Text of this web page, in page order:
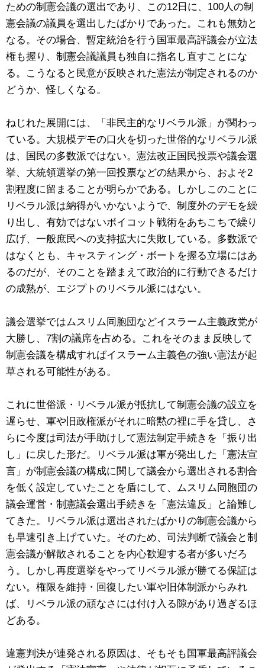
ための制憲会議の選出であり、この12日に、100人の制
憲会議の議員を選出したばかりであった。これも無効と
なる。その場合、暫定統治を行う国軍最高評議会が立法
権も握り、制憲会議議員も独自に指名し直すことにな
る。こうなると民意が反映された憲法が制定されるのか
どうか、怪しくなる。
ねじれた展開には、「非民主的なリベラル派」が関わっ
ている。大規模デモの口火を切った世俗的なリベラル派
は、国民の多数派ではない。憲法改正国民投票や議会選
挙、大統領選挙の第一回投票などの結果から、およそ2
割程度に留まることが明らかである。しかしこのことに
リベラル派は納得がいかないようで、制度外のデモを繰
り出し、有効ではないボイコット戦術をあちこちで繰り
広げ、一般庶民への支持拡大に失敗している。多数派で
はなくとも、キャスティング・ボートを握る立場にはあ
るのだが、そのことを踏まえて政治的に行動できるだけ
の成熟が、エジプトのリベラル派にはない。
議会選挙ではムスリム同胞団などイスラーム主義政党が
大勝し、7割の議席を占める。これをそのまま反映して
制憲会議を構成すればイスラーム主義色の強い憲法が起
草される可能性がある。
これに世俗派・リベラル派が抵抗して制憲会議の設立を
遅らせ、軍や旧政権派がそれに暗黙の裡に手を貸し、さ
らに今度は司法が手助けして憲法制定手続きを「振り出
し」に戻した形だ。リベラル派は軍が発出した「憲法宣
言」が制憲会議の構成に関して議会から選出される割合
を低く設定していたことを盾にして、ムスリム同胞団の
議会運営・制憲議会選出手続きを「憲法違反」と論難し
てきた。リベラル派は選出されたばかりの制憲会議から
も早速引き上げていた。そのため、司法判断で議会と制
憲会議が解散されることを内心歓迎する者が多いだろ
う。しかし再度選挙をやってリベラル派が勝てる保証は
ない。権限を維持・回復したい軍や旧体制派からみれ
ば、リベラル派の頑なさには付け入る隙があり過ぎるほ
どある。
違憲判決が連発される原因は、そもそも国軍最高評議会